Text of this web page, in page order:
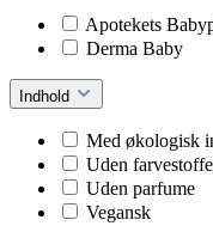
Apotekets
Derma Baby
Indhold
Med økologisk
Uden
Uden parfume
Vegansk